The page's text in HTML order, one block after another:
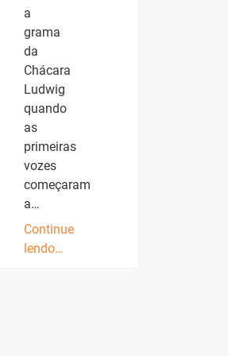
a
grama
da
Chácara
Ludwig
quando
as
primeiras
vozes
começaram
a…
Continue
lendo…